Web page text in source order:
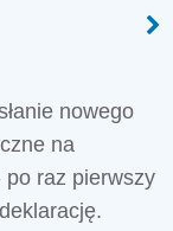
nowego
na
po raz pierwszy